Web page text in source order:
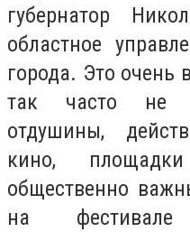
губернатор
областное
города. Это очень
так часто не
отдушины,
кино,
общественно
на